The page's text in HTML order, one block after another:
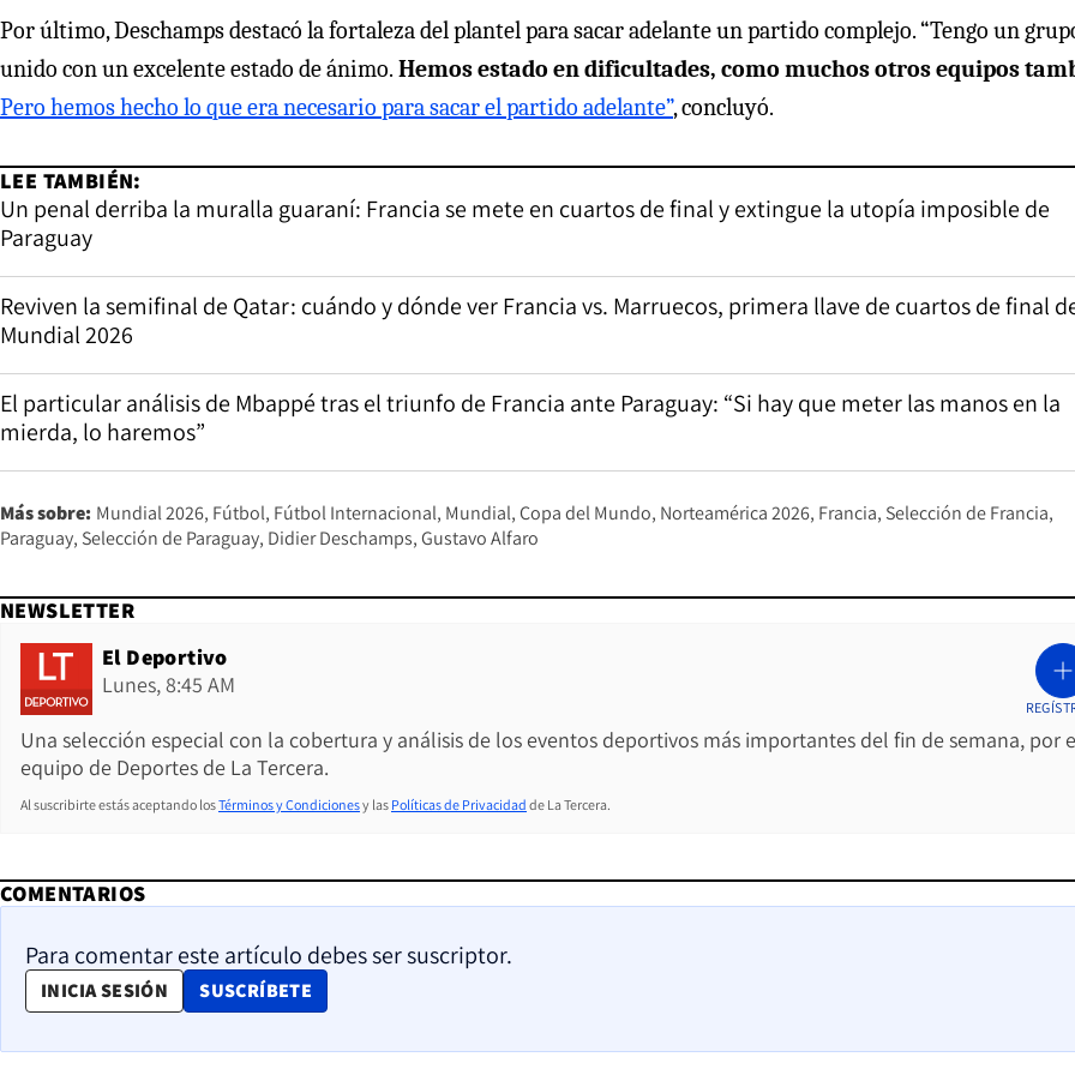
Por último, Deschamps destacó la fortaleza del plantel para sacar adelante un partido complejo. “Tengo un
unido con un excelente estado de ánimo. Hemos estado en dificultades, como muchos otros equipos
Pero hemos hecho lo que era necesario para sacar el partido adelante”, concluyó.
LEE TAMBIÉN:
Un penal derriba la muralla guaraní: Francia se mete en cuartos de final y extingue la utopía imposible de
Paraguay
Reviven la semifinal de Qatar: cuándo y dónde ver Francia vs. Marruecos, primera llave de cuartos de final
Mundial 2026
El particular análisis de Mbappé tras el triunfo de Francia ante Paraguay: “Si hay que meter las manos en la
mierda, lo haremos”
Más sobre: Mundial 2026 Fútbol Fútbol Internacional Mundial Copa del Mundo Norteamérica 2026 Francia Selección de Francia
Paraguay Selección de Paraguay Didier Deschamps Gustavo Alfaro
NEWSLETTER
El Deportivo
Lunes, 8:45 AM
Una selección especial con la cobertura y análisis de los eventos deportivos más importantes del fin de semana, por
equipo de Deportes de La Tercera.
Al suscribirte estás aceptando losTérminos y Condicionesy las Políticas de Privacidad de La Tercera.
COMENTARIOS
Para comentar este artículo debes ser suscriptor.
INICIA SESIÓN SUSCRÍBETE
OPENS IN NEW WINDOW